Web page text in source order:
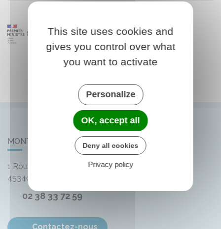
MONTLIARD
1 Route de Bellegarde
45340
02 38 33 72 59
Contactez-nous
This site uses cookies and
gives you control over what
you want to activate
Personalize
OK, accept all
Deny all cookies
Privacy policy